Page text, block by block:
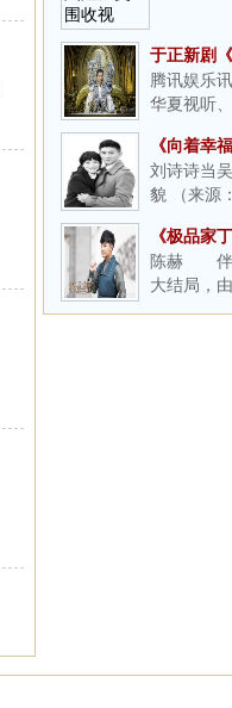
在强势IP
开年强档
于正新剧
方魔幻巨
腾讯娱乐
华夏视听
《朝歌》
于正也通
歌》主演
谨言全新
战姬
《向着幸
鸿竟是虐
刘诗诗当
貌 （来
王新、周
理电视剧
月2日登陆
奇隆饰演
《极品家
晨“搞”出
陈赫 伴
大结局，